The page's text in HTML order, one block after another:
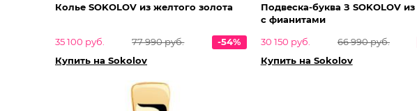
Колье SOKOLOV из желтого золота
35 100 руб. 77 990 руб.
-54%
Купить на Sokolov
Подвеска-буква З SOKOLOV из
с фианитами
30 150 руб.
66 990 руб.
Купить на Sokolov